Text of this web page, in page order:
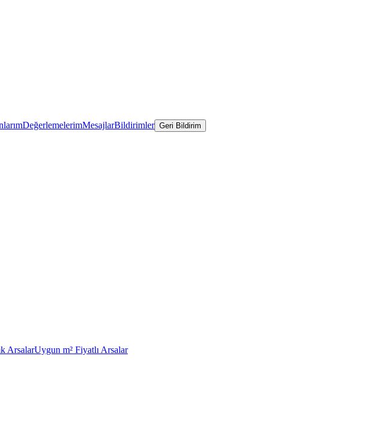
DeğerlemelerimMesajlarBildirimler Geri Bildirim
ArsalarUygun m² Fiyatlı Arsalar